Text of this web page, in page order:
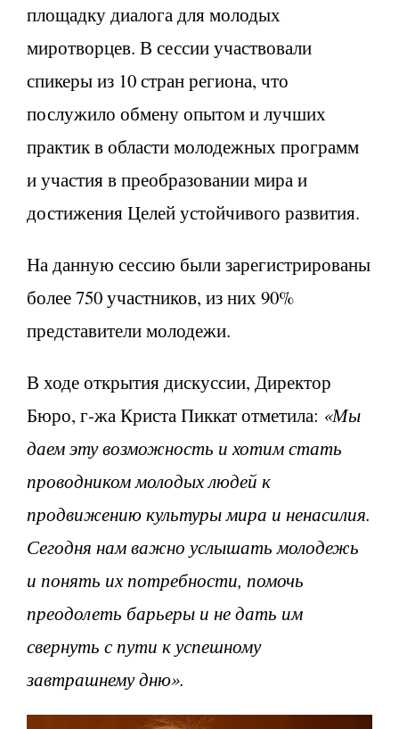
площадку диалога для молодых
миротворцев. В сессии участвовали
спикеры из 10 стран региона, что
послужило обмену опытом и лучших
практик в области молодежных программ
и участия в преобразовании мира и
достижения Целей устойчивого развития.
На данную сессию были зарегистрированы
более 750 участников, из них 90%
представители молодежи.
В ходе открытия дискуссии, Директор
Бюро, г-жа Криста Пиккат отметила: «Мы
даем эту возможность и хотим стать
проводником молодых людей к
продвижению культуры мира и ненасилия.
Сегодня нам важно услышать молодежь
и понять их потребности, помочь
преодолеть барьеры и не дать им
свернуть с пути к успешному
завтрашнему дню».